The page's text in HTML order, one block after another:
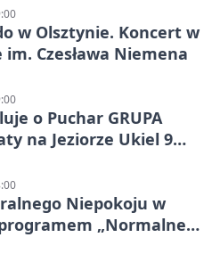
w Olsztynie. Koncert w
Czesława Niemena
o Puchar GRUPA
na Jeziorze Ukiel 9
Niepokoju w
„Normalne